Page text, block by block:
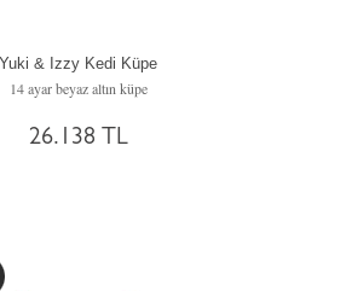
Yuki & Izzy Kedi Küpe
14 ayar beyaz altın küpe
26.138 TL